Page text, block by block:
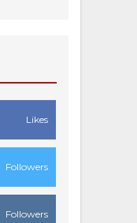
Likes
Followers
Followers